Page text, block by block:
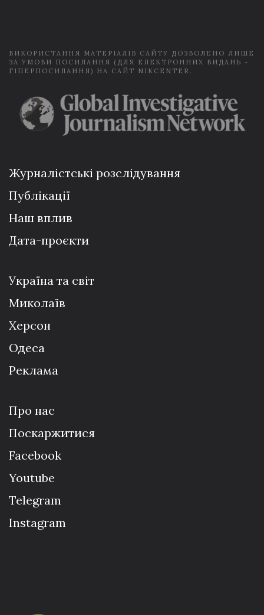
ВИКОРИСТАННЯ МАТЕРІАЛІВ САЙТУ ДОЗВОЛЕНО ЛИШЕ
ЗА УМОВИ ПОСИЛАННЯ (ДЛЯ ЕЛЕКТРОННИХ ВИДАНЬ -
ГІПЕРПОСИЛАННЯ) НА САЙТ NIKCENTER.
Журналістські розслідування
Публікації
Наш вплив
Дата-проєкти
Україна та світ
Миколаїв
Херсон
Одеса
Реклама
Про нас
Поскаржитися
Facebook
Youtube
Telegram
Instagram